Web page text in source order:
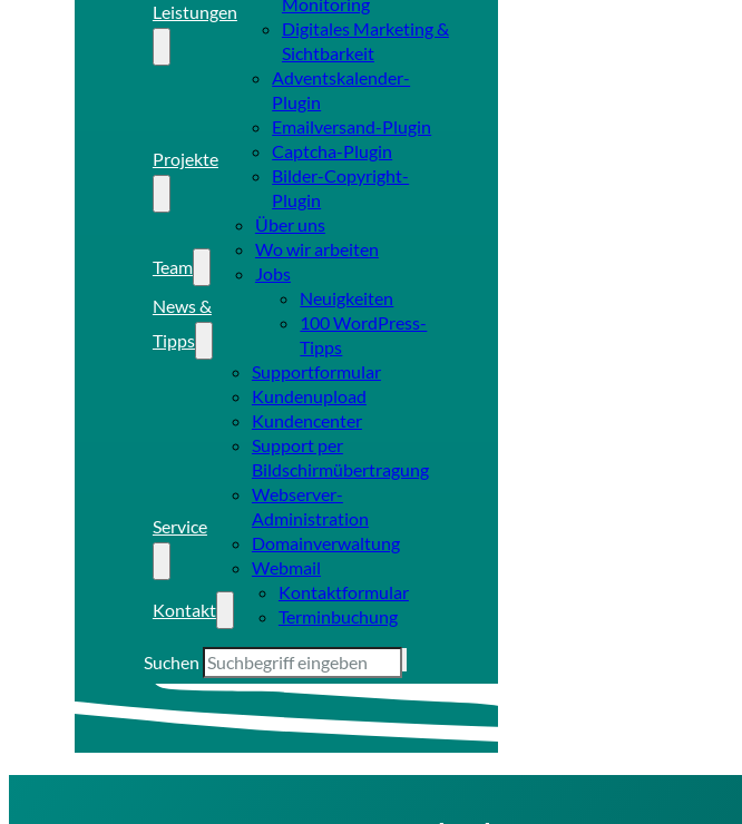
Leistungen
Digitales Marketing &
Sichtbarkeit
Projekte
Adventskalender-
Plugin
Emailversand-Plugin
Captcha-Plugin
Bilder-Copyright-
Plugin
Team
Über uns
Wo wir arbeiten
Jobs
News &
Tipps
Neuigkeiten
100 WordPress-
Tipps
Service
Supportformular
Kundenupload
Kundencenter
Support per
Bildschirmübertragung
Webserver-
Administration
Domainverwaltung
Webmail
Kontakt
Kontaktformular
Terminbuchung
Suchen